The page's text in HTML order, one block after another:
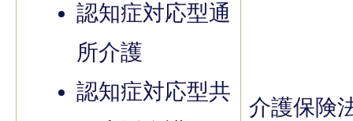
認知症対応型通
所介護
認知症対応型共
介護保険